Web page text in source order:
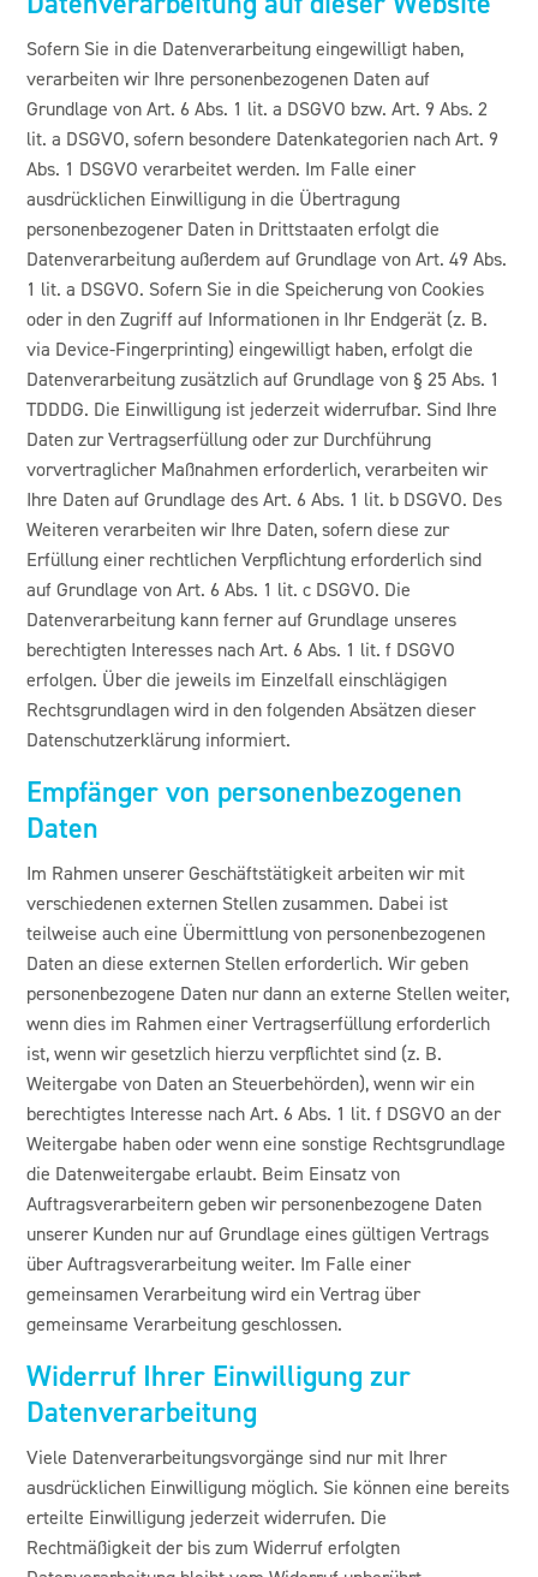
Sofern Sie in die Datenverarbeitung eingewilligt haben,
verarbeiten wir Ihre personenbezogenen Daten auf
Grundlage von Art. 6 Abs. 1 lit. a DSGVO bzw. Art. 9 Abs. 2
lit. a DSGVO, sofern besondere Datenkategorien nach Art. 9
Abs. 1 DSGVO verarbeitet werden. Im Falle einer
ausdrücklichen Einwilligung in die Übertragung
personenbezogener Daten in Drittstaaten erfolgt die
Datenverarbeitung außerdem auf Grundlage von Art. 49 Abs.
1 lit. a DSGVO. Sofern Sie in die Speicherung von Cookies
oder in den Zugriff auf Informationen in Ihr Endgerät (z. B.
via Device-Fingerprinting) eingewilligt haben, erfolgt die
Datenverarbeitung zusätzlich auf Grundlage von § 25 Abs. 1
TDDDG. Die Einwilligung ist jederzeit widerrufbar. Sind Ihre
Daten zur Vertragserfüllung oder zur Durchführung
vorvertraglicher Maßnahmen erforderlich, verarbeiten wir
Ihre Daten auf Grundlage des Art. 6 Abs. 1 lit. b DSGVO. Des
Weiteren verarbeiten wir Ihre Daten, sofern diese zur
Erfüllung einer rechtlichen Verpflichtung erforderlich sind
auf Grundlage von Art. 6 Abs. 1 lit. c DSGVO. Die
Datenverarbeitung kann ferner auf Grundlage unseres
berechtigten Interesses nach Art. 6 Abs. 1 lit. f DSGVO
erfolgen. Über die jeweils im Einzelfall einschlägigen
Rechtsgrundlagen wird in den folgenden Absätzen dieser
Datenschutzerklärung informiert.
Empfänger von personenbezogenen
Daten
Im Rahmen unserer Geschäftstätigkeit arbeiten wir mit
verschiedenen externen Stellen zusammen. Dabei ist
teilweise auch eine Übermittlung von personenbezogenen
Daten an diese externen Stellen erforderlich. Wir geben
personenbezogene Daten nur dann an externe Stellen weiter,
wenn dies im Rahmen einer Vertragserfüllung erforderlich
ist, wenn wir gesetzlich hierzu verpflichtet sind (z. B.
Weitergabe von Daten an Steuerbehörden), wenn wir ein
berechtigtes Interesse nach Art. 6 Abs. 1 lit. f DSGVO an der
Weitergabe haben oder wenn eine sonstige Rechtsgrundlage
die Datenweitergabe erlaubt. Beim Einsatz von
Auftragsverarbeitern geben wir personenbezogene Daten
unserer Kunden nur auf Grundlage eines gültigen Vertrags
über Auftragsverarbeitung weiter. Im Falle einer
gemeinsamen Verarbeitung wird ein Vertrag über
gemeinsame Verarbeitung geschlossen.
Widerruf Ihrer Einwilligung zur
Datenverarbeitung
Viele Datenverarbeitungsvorgänge sind nur mit Ihrer
ausdrücklichen Einwilligung möglich. Sie können eine bereits
erteilte Einwilligung jederzeit widerrufen. Die
Rechtmäßigkeit der bis zum Widerruf erfolgten